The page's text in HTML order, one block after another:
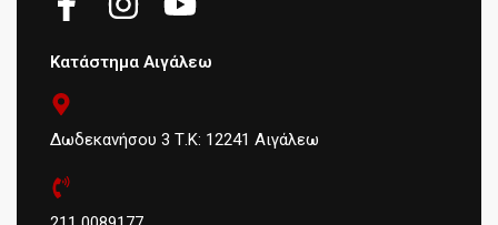
Κατάστημα Αιγάλεω
Δωδεκανήσου 3 Τ.Κ: 12241 Αιγάλεω